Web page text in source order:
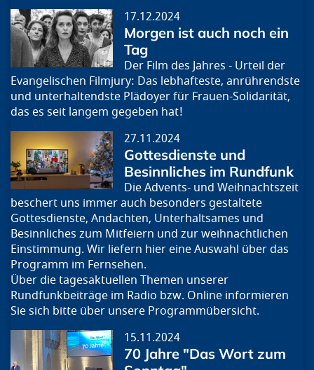
17.12.2024
Morgen ist auch noch ein
Tag
Der Film des Jahres - Urteil der
Evangelischen Filmjury: Das lebhafteste, anrührendste
und unterhaltendste Plädoyer für Frauen-Solidarität,
das es seit langem gegeben hat!
27.11.2024
Gottesdienste und
Besinnliches im Rundfunk
Die Advents- und Weihnachtszeit
beschert uns immer auch besonders gestaltete
Gottesdienste, Andachten, Unterhaltsames und
Besinnliches zum Mitfeiern und zur weihnachtlichen
Einstimmung. Wir liefern hier eine Auswahl über das
Programm im Fernsehen.
Über die tagesaktuellen Themen unserer
Rundfunkbeiträge im Radio bzw. Online informieren
Sie sich bitte über unsere Programmübersicht.
15.11.2024
70 Jahre "Das Wort zum